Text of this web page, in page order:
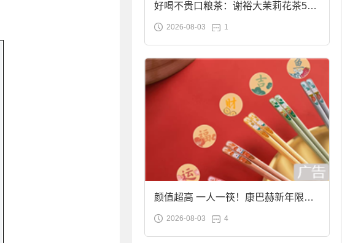
好喝不贵口粮茶：谢裕大茉莉花茶50g
袋装9.9元到手
2026-08-03 1
颜值超高 一人一筷！康巴赫新年限定
合金筷子大促：19.9元
2026-08-03 4